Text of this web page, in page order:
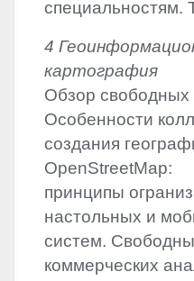
специальностям.
4
картография
Обзор
Особенности
создания
OpenStreetMap:
принципы
настольных и
систем.
коммерческих